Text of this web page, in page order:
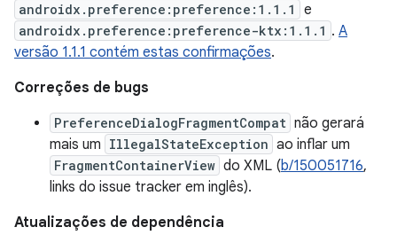
androidx.preference:preference:1.1.1 e
androidx.preference:preference-ktx:1.1.1 . A
versão 1.1.1 contém estas confirmações.
Correções de bugs
PreferenceDialogFragmentCompat não gerará
mais um IllegalStateException ao inflar um
FragmentContainerView do XML (b/150051716,
links do issue tracker em inglês).
Atualizações de dependência